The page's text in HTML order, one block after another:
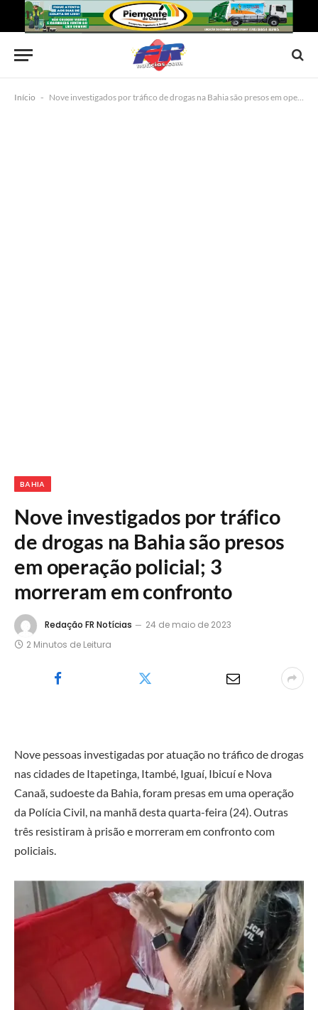
Início - Nove investigados por tráfico de drogas na Bahia são presos em operação policial; 3 morreram em confronto
BAHIA
Nove investigados por tráfico
de drogas na Bahia são presos
em operação policial; 3
morreram em confronto
Redação FR Notícias
24 de maio de 2023
2 Minutos de Leitura
Nove pessoas investigadas por atuação no tráfico de drogas
nas cidades de Itapetinga, Itambé, Iguaí, Ibicuí e Nova
Canaã, sudoeste da Bahia, foram presas em uma operação
da Polícia Civil, na manhã desta quarta-feira (24). Outras
três resistiram à prisão e morreram em confronto com
policiais.